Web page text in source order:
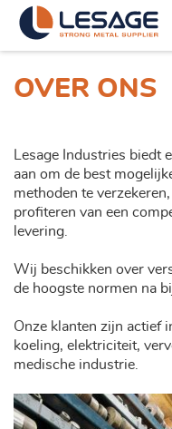
OVER ONS
Lesage Industries biedt
aan om de best
methoden te
profiteren van een
levering.
Wij beschikken over
de hoogste normen na
Onze klanten zijn actief
koeling, elektriciteit,
medische industrie.